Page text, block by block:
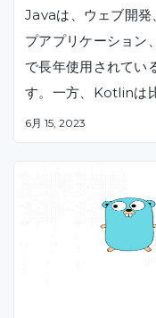
Javaは、ウェブ開発
プアプリケーション
で長年使用されてい
す。一方、Kotlinは
あり、近年人気を獲
6月 15, 2023